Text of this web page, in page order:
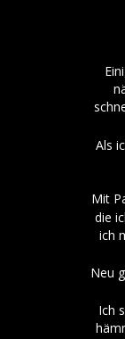
Als
Mit
die
ich
Neu
Ich